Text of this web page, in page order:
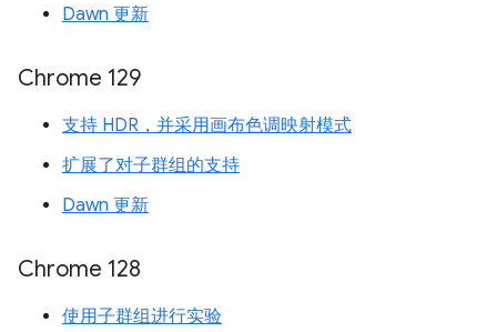
Dawn 更新
Chrome 129
支持 HDR，并采用画布色调映射模式
扩展了对子群组的支持
Dawn 更新
Chrome 128
使用子群组进行实验